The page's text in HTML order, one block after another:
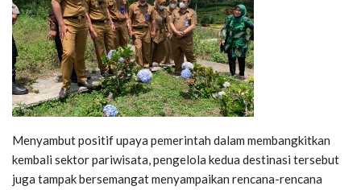
Menyambut positif upaya pemerintah dalam membangkitkan
kembali sektor pariwisata, pengelola kedua destinasi tersebut
juga tampak bersemangat menyampaikan rencana-rencana